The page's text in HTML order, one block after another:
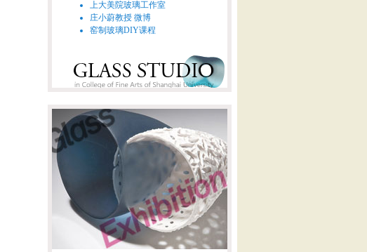
上大美院玻璃工作室
庄小蔚教授 微博
窑制玻璃DIY课程